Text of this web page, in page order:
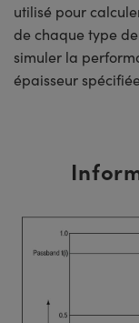
utilisé pour
de chaque type
simuler la
épaisseur